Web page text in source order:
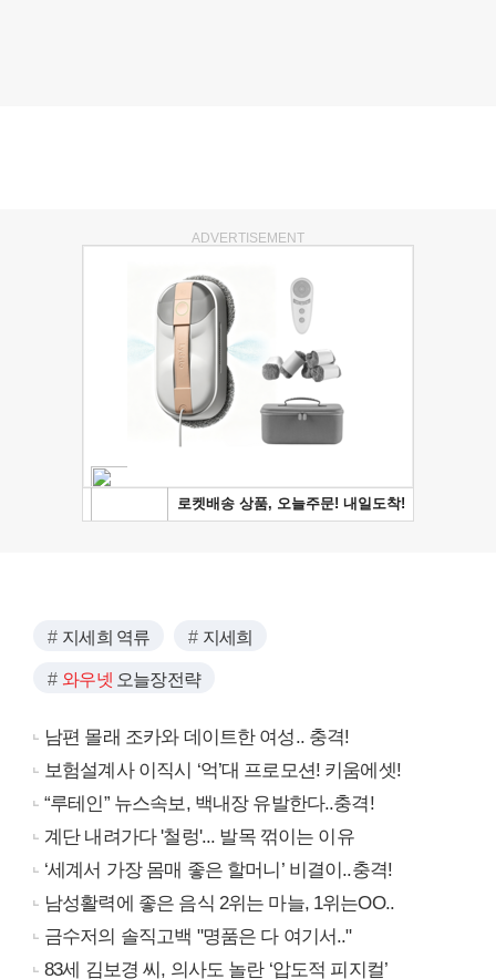
ADVERTISEMENT
지세희 역류 지세희
와우넷 오늘장전략
남편 몰래 조카와 데이트한 여성.. 충격!
보험설계사 이직시 ‘억’대 프로모션! 키움에셋!
“루테인” 뉴스속보, 백내장 유발한다..충격!
계단 내려가다 '철렁'... 발목 꺾이는 이유
‘세계서 가장 몸매 좋은 할머니’ 비결이..충격!
남성활력에 좋은 음식 2위는 마늘, 1위는OO..
금수저의 솔직고백 "명품은 다 여기서.."
83세 김보경 씨, 의사도 놀란 ‘압도적 피지컬’